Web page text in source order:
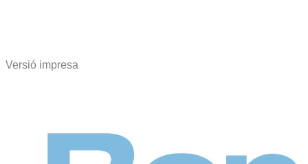
Versió impresa